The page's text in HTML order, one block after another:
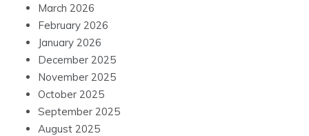
March 2026
February 2026
January 2026
December 2025
November 2025
October 2025
September 2025
August 2025